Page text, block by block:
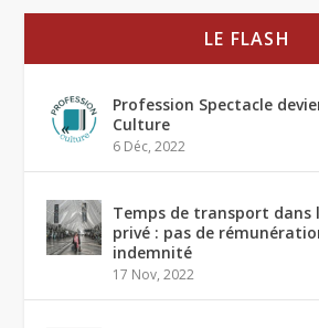
LE FLASH
Profession Spectacle
Culture
6 Déc, 2022
Temps de transport dans
privé : pas de
indemnité
17 Nov, 2022